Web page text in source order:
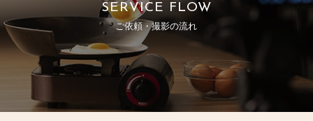
SERVICE FLOW
ご依頼・撮影の流れ